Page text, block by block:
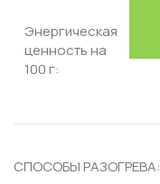
Энергическая
ценность на
100 г:
СПОСОБЫ РАЗОГРЕВА: